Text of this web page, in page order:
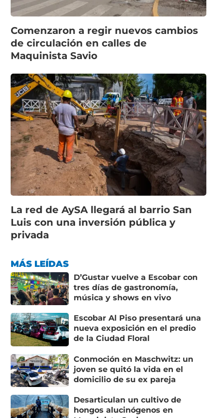
Comenzaron a regir nuevos cambios
de circulación en calles de
Maquinista Savio
La red de AySA llegará al barrio San
Luis con una inversión pública y
privada
MÁS LEÍDAS
D’Gustar vuelve a Escobar con
tres días de gastronomía,
música y shows en vivo
Escobar Al Piso presentará una
nueva exposición en el predio
de la Ciudad Floral
Conmoción en Maschwitz: un
joven se quitó la vida en el
domicilio de su ex pareja
Desarticulan un cultivo de
hongos alucinógenos en